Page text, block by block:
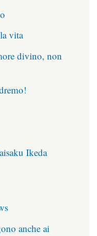
vita
divino, non
Ikeda
anche ai